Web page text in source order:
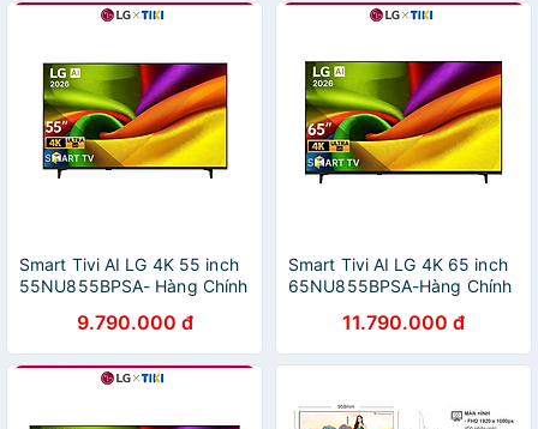
Smart Tivi AI LG 4K 55 inch
55NU855BPSA- Hàng Chính
9.790.000 đ
Smart Tivi AI LG 4K 65 inch
65NU855BPSA-Hàng Chính
11.790.000 đ